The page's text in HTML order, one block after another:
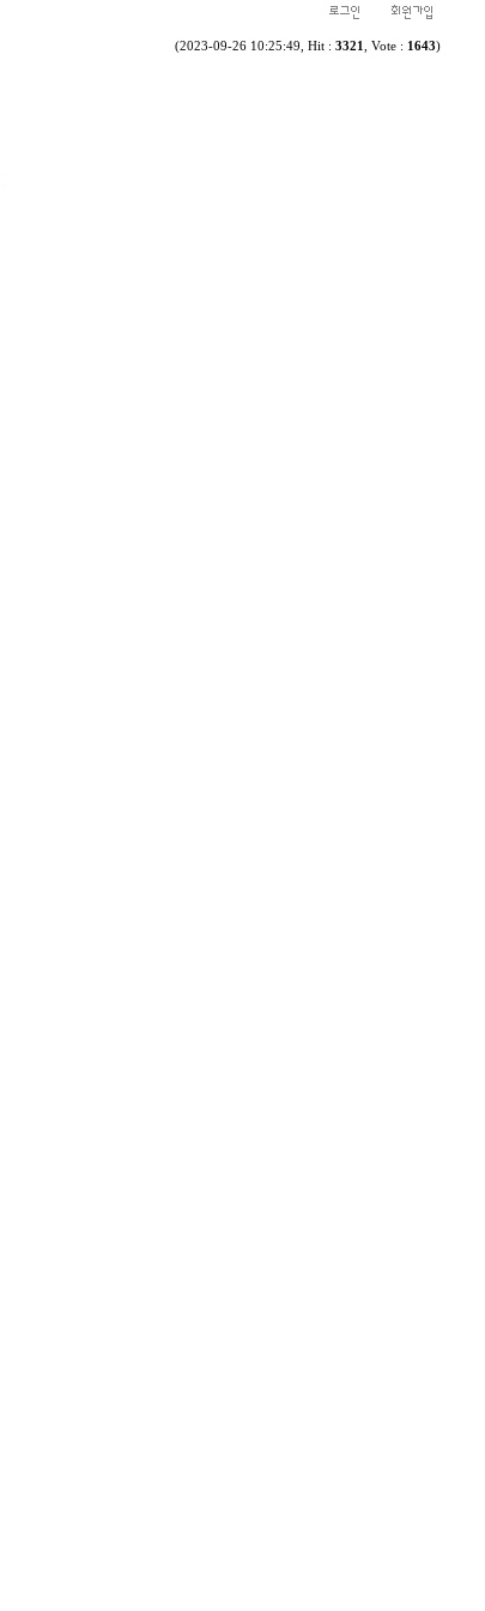
(2023-09-26 10:25:49, Hit : 3321 , Vote : 1643)